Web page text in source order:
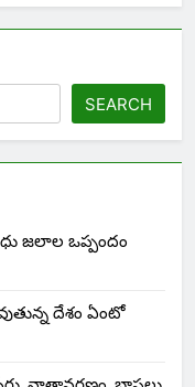
SEARCH
జలాల ఒప్పందం
దేశం ఏంటో